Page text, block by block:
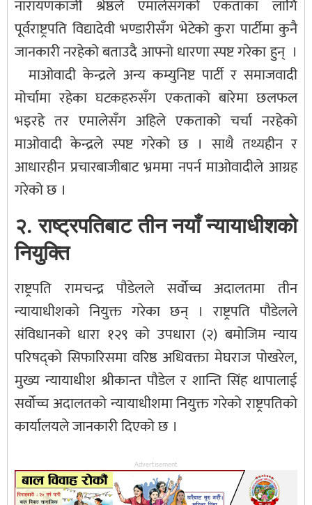
नारायणकाजी श्रेष्ठले एमालेसँगको एकताका लागि
पूर्वराष्ट्रपति विद्यादेवी भण्डारीसँग भेटेको कुरा पार्टीमा कुनै
जानकारी नरहेको बताउदै आफ्नो धारणा स्पष्ट गरेका हुन् ।
माओवादी केन्द्रले अन्य कम्युनिष्ट पार्टी र समाजवादी
मोर्चामा रहेका घटकहरुसँग एकताको बारेमा छलफल
भइरहे तर एमालेसँग अहिले एकताको चर्चा नरहेको
माओवादी केन्द्रले स्पष्ट गरेको छ । साथै तथ्यहीन र
आधारहीन प्रचारबाजीबाट भ्रममा नपर्न माओवादीले आग्रह
गरेको छ ।
२. राष्ट्रपतिबाट तीन नयाँ न्यायाधीशको
नियुक्ति
राष्ट्रपति रामचन्द्र पौडेलले सर्वोच्च अदालतमा तीन
न्यायाधीशको नियुक्त गरेका छन् । राष्ट्रपति पौडेलले
संविधानको धारा १२९ को उपधारा (२) बमोजिम न्याय
परिषद्को सिफारिसमा वरिष्ठ अधिवक्ता मेघराज पोखरेल,
मुख्य न्यायाधीश श्रीकान्त पौडेल र शान्ति सिंह थापालाई
सर्वोच्च अदालतको न्यायाधीशमा नियुक्त गरेको राष्ट्रपतिको
कार्यालयले जानकारी दिएको छ ।
Advertisement